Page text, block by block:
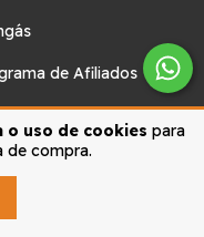
o uso de cookies para
de compra.
de Afiliados